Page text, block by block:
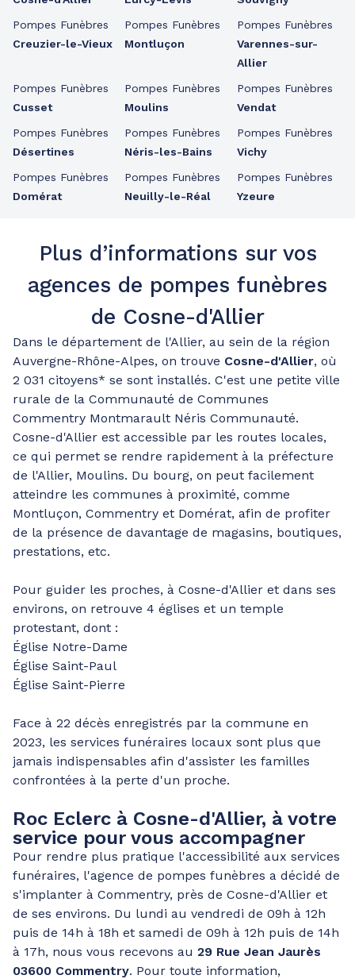
Pompes Funèbres
Creuzier-le-Vieux
Pompes Funèbres
Cusset
Pompes Funèbres
Désertines
Pompes Funèbres
Domérat
Pompes Funèbres
Montluçon
Pompes Funèbres
Moulins
Pompes Funèbres
Néris-les-Bains
Pompes Funèbres
Neuilly-le-Réal
Pompes Funèbres
Varennes-sur-
Allier
Pompes Funèbres
Vendat
Pompes Funèbres
Vichy
Pompes Funèbres
Yzeure
Plus d’informations sur vos
agences de pompes funèbres
de Cosne-d'Allier
Dans le département de l'Allier, au sein de la région
Auvergne-Rhône-Alpes, on trouve Cosne-d'Allier, où
2 031 citoyens* se sont installés. C'est une petite ville
rurale de la Communauté de Communes
Commentry Montmarault Néris Communauté.
Cosne-d'Allier est accessible par les routes locales,
ce qui permet se rendre rapidement à la préfecture
de l'Allier, Moulins. Du bourg, on peut facilement
atteindre les communes à proximité, comme
Montluçon, Commentry et Domérat, afin de profiter
de la présence de davantage de magasins, boutiques,
prestations, etc.
Pour guider les proches, à Cosne-d'Allier et dans ses
environs, on retrouve 4 églises et un temple
protestant, dont :
Église Notre-Dame
Église Saint-Paul
Église Saint-Pierre
Face à 22 décès enregistrés par la commune en
2023, les services funéraires locaux sont plus que
jamais indispensables afin d'assister les familles
confrontées à la perte d'un proche.
Roc Eclerc à Cosne-d'Allier, à votre
service pour vous accompagner
Pour rendre plus pratique l'accessibilité aux services
funéraires, l'agence de pompes funèbres a décidé de
s'implanter à Commentry, près de Cosne-d'Allier et
de ses environs. Du lundi au vendredi de 09h à 12h
puis de 14h à 18h et samedi de 09h à 12h puis de 14h
à 17h, nous vous recevons au 29 Rue Jean Jaurès
03600 Commentry. Pour toute information,